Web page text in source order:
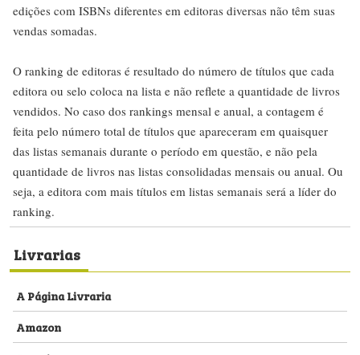
edições com ISBNs diferentes em editoras diversas não têm suas
vendas somadas.
O ranking de editoras é resultado do número de títulos que cada
editora ou selo coloca na lista e não reflete a quantidade de livros
vendidos. No caso dos rankings mensal e anual, a contagem é
feita pelo número total de títulos que apareceram em quaisquer
das listas semanais durante o período em questão, e não pela
quantidade de livros nas listas consolidadas mensais ou anual. Ou
seja, a editora com mais títulos em listas semanais será a líder do
ranking.
Livrarias
A Página Livraria
Amazon